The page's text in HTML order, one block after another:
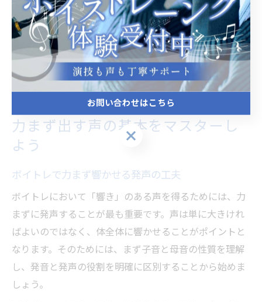
また、録音して自分の発声を客観的に確認することで、
改善点が明確になります。初心者からシニアまで、世田
谷区のボイトレ環境を活用し、自分らしい響きを見つけ
てみてください。
力まず出す声の基本をマスターし
よう
ボイトレで力まず響かせる発声の工夫
ボイトレにおいて「響き」のある声を得るためには、力
まずに発声することが最も重要です。声は単に大きけれ
ばよいのではなく、体全体に響かせることがポイントと
なります。そのためには、まず子音と母音の性質を理解
し、発音と発声の役割を明確に区別することから始めま
しょう。
お問い合わせはこちら
お問い合わせはこちら